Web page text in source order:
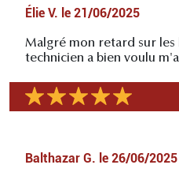
Élie V. le 21/06/2025
Malgré mon retard sur les
technicien a bien voulu
Balthazar G. le 26/06/2025